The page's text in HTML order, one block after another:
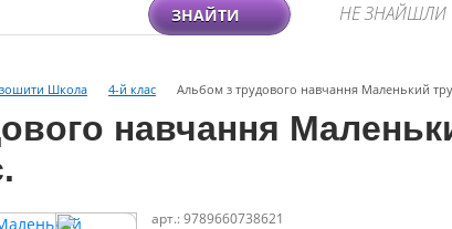
ЗНАЙТИ НЕ ЗНАЙШЛИ
Школа 4-й клас Альбом з трудового навчання Маленький
навчання
арт.: 9789660738621